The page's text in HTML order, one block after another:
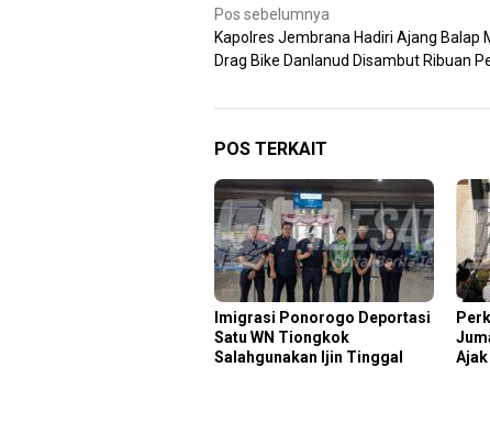
Navigasi
pos
Pos sebelumnya
Kapolres Jembrana Hadiri Ajang Balap
Drag Bike Danlanud Disambut Ribuan
POS TERKAIT
Imigrasi Ponorogo Deportasi
Satu WN Tiongkok
Salahgunakan Ijin Tinggal